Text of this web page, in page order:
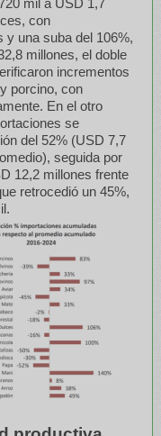
con
y una suba del 106%,
millones, el doble
incrementos
porcino, con
En el otro
se
del 52% (USD 7,7
seguida por
12,2 millones frente
retrocedió un 45%,